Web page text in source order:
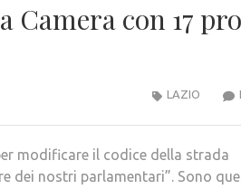
Camera con 17
LAZIO
modificare il codice della strada
dei nostri parlamentari”. Sono